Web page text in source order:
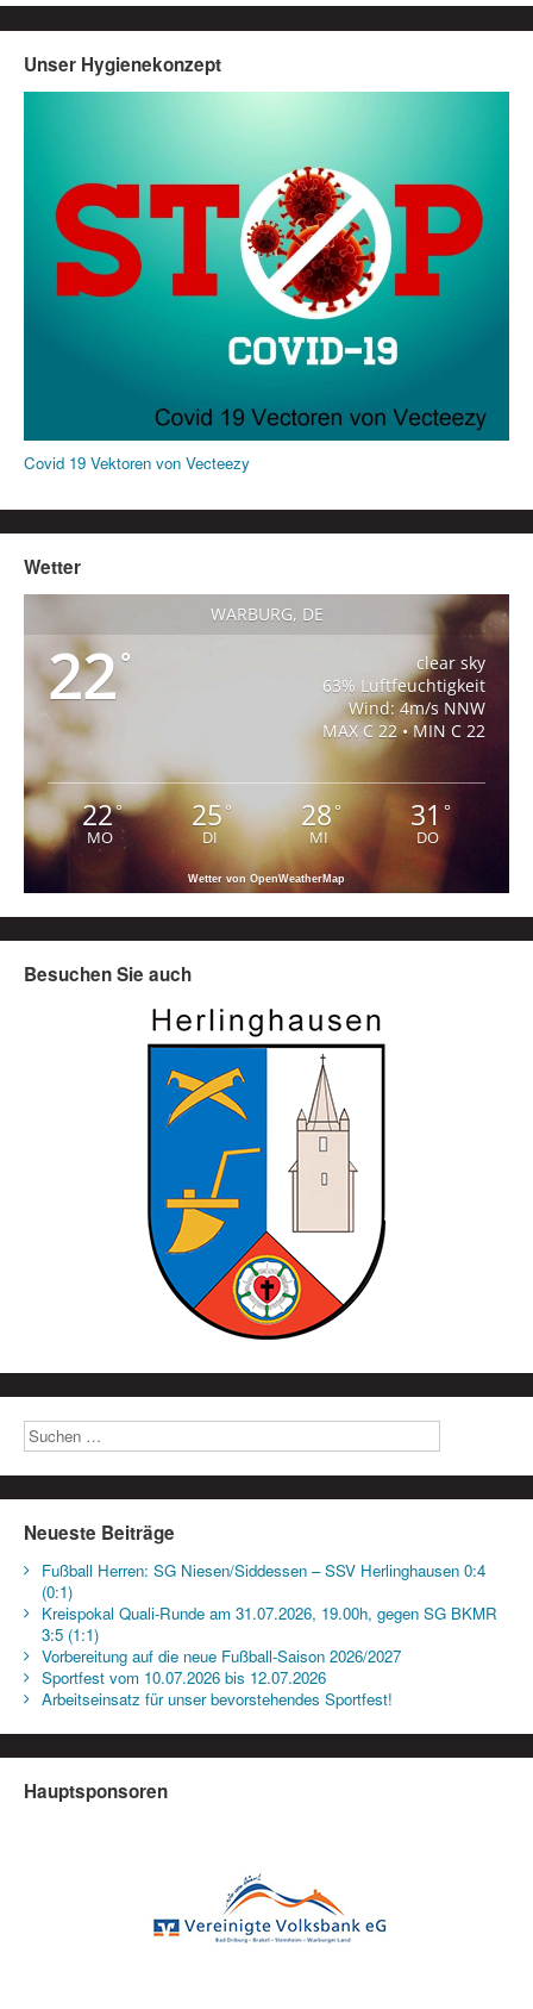
DES
VERBANDS-
FUSSBALL-
AUSSCHUSSES
Unser Hygienekonzept
Covid 19 Vektoren von Vecteezy
Wetter
WARBURG, DE
22°
clear sky
63% Luftfeuchtigkeit
Wind: 4m/s NNW
MAX C 22 • MIN C 22
22°
MO
25°
DI
28°
MI
31°
DO
Wetter von OpenWeatherMap
Besuchen Sie auch
Neueste Beiträge
Fußball Herren: SG Niesen/Siddessen – SSV Herlinghausen 0:4
(0:1)
Kreispokal Quali-Runde am 31.07.2026, 19.00h, gegen SG BKMR
3:5 (1:1)
Vorbereitung auf die neue Fußball-Saison 2026/2027
Sportfest vom 10.07.2026 bis 12.07.2026
Arbeitseinsatz für unser bevorstehendes Sportfest!
Hauptsponsoren